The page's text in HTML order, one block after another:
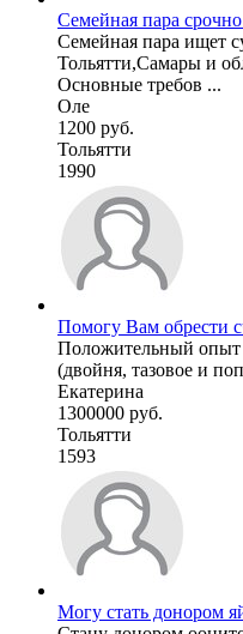
Семейная пара
Семейная пара ищет
Тольятти,Самары и
Основные требов ...
Оле
1200 руб.
Тольятти
1990
Помогу Вам обрести
Положительный опыт
(двойня, тазовое и
Екатерина
1300000 руб.
Тольятти
1593
Могу стать донором